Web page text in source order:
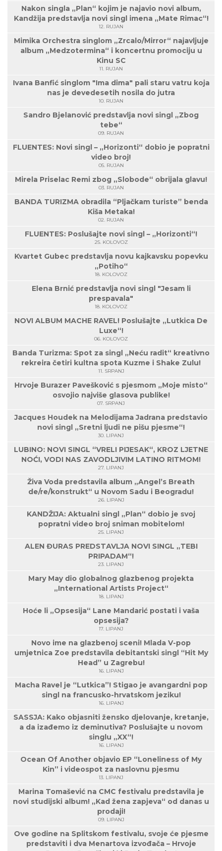
Nakon singla „Plan“ kojim je najavio novi album,
Kandžija predstavlja novi singl imena „Mate Rimac“!
12. RUJAN
Mimika Orchestra singlom „Zrcalo/Mirror“ najavljuje
album „Medzotermina“ i koncertnu promociju u
Kinu SC
11. RUJAN
Ivana Banfić singlom "Ima dima" pali staru vatru koja
nas je devedesetih nosila do jutra
10. RUJAN
Sandro Bjelanović predstavlja novi singl „Zbog
tebe“
09. RUJAN
FLUENTES: Novi singl – „Horizonti“ dobio je popratni
video broj!
05. RUJAN
Mirela Priselac Remi zbog „Slobode“ obrijala glavu!
03. RUJAN
BANDA TURIZMA obradila “Pljačkam turiste” benda
Kiša Metaka!
02. RUJAN
FLUENTES: Poslušajte novi singl – „Horizonti“!
25. KOLOVOZ
Kvartet Gubec predstavlja novu kajkavsku popevku
„Potiho“
18. KOLOVOZ
Elena Brnić predstavlja novi singl "Jesam li
prespavala"
18. KOLOVOZ
NOVI ALBUM MACHE RAVEL! Poslušajte „Lutkica De
Luxe“!
06. KOLOVOZ
Banda Turizma: Spot za singl „Neću radit“ kreativno
rekreira četiri kultna spota Kuzme i Shake Zulu!
11. SRPANJ
Hrvoje Burazer Pavešković s pjesmom „Moje misto“
osvojio najviše glasova publike!
07. SRPANJ
Jacques Houdek na Melodijama Jadrana predstavio
novi singl „Sretni ljudi ne pišu pjesme“!
30. LIPANJ
LUBINO: NOVI SINGL “VRELI PIJESAK“, KROZ LJETNE
NOĆI, VODI NAS ZAVODLJIVIM LATINO RITMOM!
27. LIPANJ
Živa Voda predstavila album „Angel’s Breath
de/re/konstrukt“ u Novom Sadu i Beogradu!
26. LIPANJ
KANDŽIJA: Aktualni singl „Plan“ dobio je svoj
popratni video broj sniman mobitelom!
25. LIPANJ
ALEN ĐURAS PREDSTAVLJA NOVI SINGL „TEBI
PRIPADAM“!
23. LIPANJ
Mary May dio globalnog glazbenog projekta
„International Artists Project“
18. LIPANJ
Hoće li „Opsesija“ Lane Mandarić postati i vaša
opsesija?
17. LIPANJ
Novo ime na glazbenoj sceni! Mlada V-pop
umjetnica Zoe predstavila debitantski singl “Hit My
Head” u Zagrebu!
16. LIPANJ
Macha Ravel je “Lutkica”! Stigao je avangardni pop
singl na francusko-hrvatskom jeziku!
16. LIPANJ
SASSJA: Kako objasniti žensko djelovanje, kretanje,
a da izađemo iz deminutiva? Poslušajte u novom
singlu „XX“!
16. LIPANJ
Ocean Of Another objavio EP “Loneliness of My
Kin” i videospot za naslovnu pjesmu
13. LIPANJ
Marina Tomašević na CMC festivalu predstavila je
novi studijski album! „Kad žena zapjeva“ od danas u
prodaji!
09. LIPANJ
Ove godine na Splitskom festivalu, svoje će pjesme
predstaviti i dva Menartova izvođača – Hrvoje